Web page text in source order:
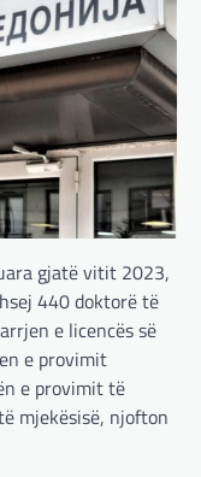
gjatë vitit 2023,
440 doktorë të
e licencës së
e provimit
e provimit të
mjekësisë, njofton